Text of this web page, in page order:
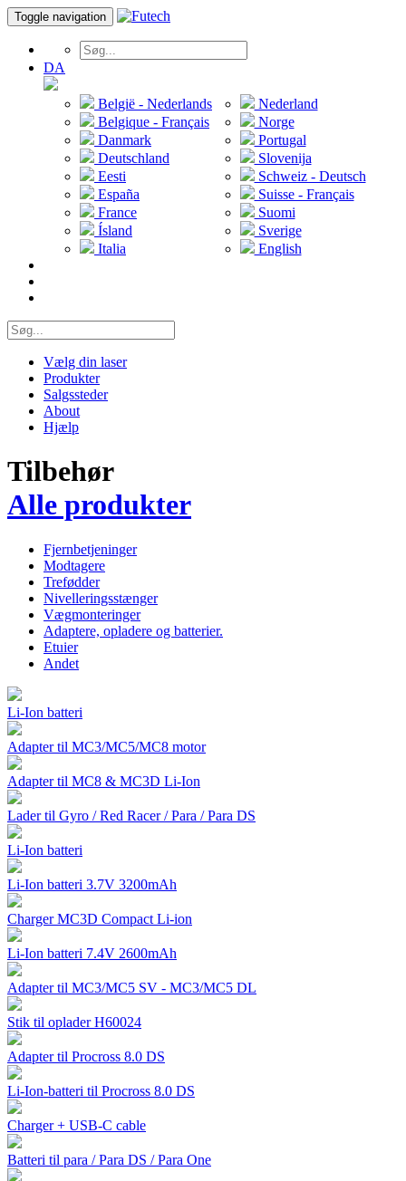
Toggle navigation
DA
België - Nederlands
Belgique - Français
Danmark
Deutschland
Eesti
España
France
Ísland
Italia
Nederland
Norge
Portugal
Slovenija
Schweiz - Deutsch
Suisse - Français
Suomi
Sverige
English
Vælg din laser
Produkter
Salgssteder
About
Hjælp
Tilbehør
Alle produkter
Fjernbetjeninger
Modtagere
Trefødder
Nivelleringsstænger
Vægmonteringer
Adaptere, opladere og batterier.
Etuier
Andet
Li-Ion batteri
Adapter til MC3/MC5/MC8 motor
Adapter til MC8 & MC3D Li-Ion
Lader til Gyro / Red Racer / Para / Para DS
Li-Ion batteri
Li-Ion batteri 3.7V 3200mAh
Charger MC3D Compact Li-ion
Li-Ion batteri 7.4V 2600mAh
Adapter til MC3/MC5 SV - MC3/MC5 DL
Stik til oplader H60024
Adapter til Procross 8.0 DS
Li-Ion-batteri til Procross 8.0 DS
Charger + USB-C cable
Batteri til para / Para DS / Para One